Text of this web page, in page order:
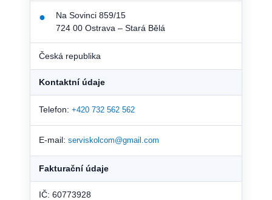
●
Na Sovinci 859/15
724 00 Ostrava – Stará Bělá
Česká republika
Kontaktní údaje
Telefon: +420 732 562 562
E-mail: serviskolcom@gmail.com
Fakturační údaje
IČ: 60773928